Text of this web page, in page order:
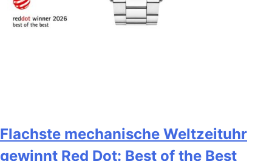
Flachste mechanische Weltzeituhr
gewinnt Red Dot: Best of the Best